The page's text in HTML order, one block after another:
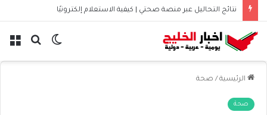
نتائج التحاليل عبر منصة صحتي | كيفية الاستعلام إلكترونيًا
بحث الوضع
الرئيسية / صحة
صحة